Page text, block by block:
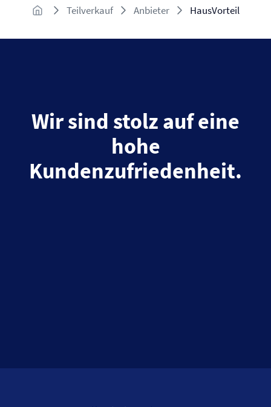
Teilverkauf Anbieter HausVorteil
Wir sind stolz auf eine
hohe
Kundenzufriedenheit.